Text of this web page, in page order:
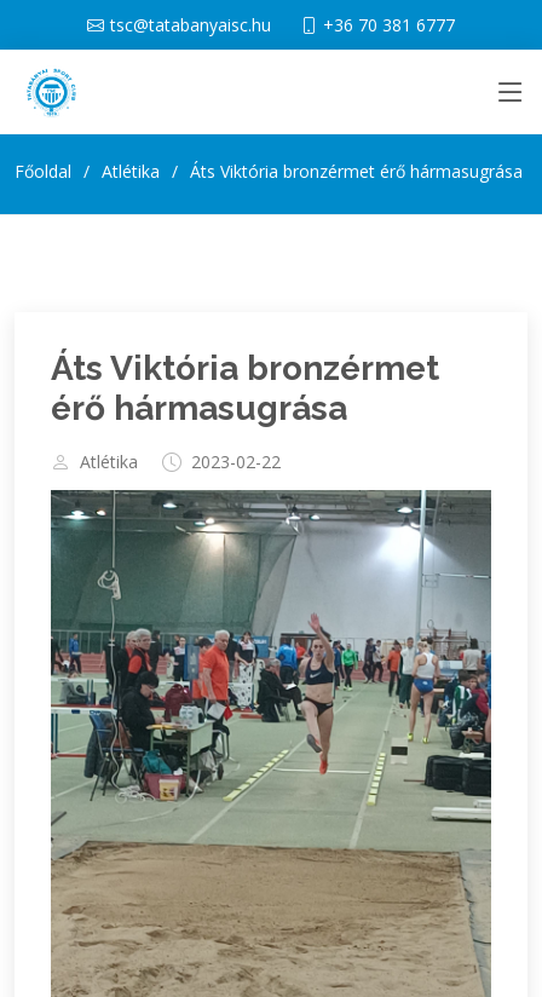
tsc@tatabanyaisc.hu +36 70 381 6777
Főoldal Atlétika Áts Viktória bronzérmet érő hármasugrása
Áts Viktória bronzérmet
érő hármasugrása
Atlétika 2023-02-22